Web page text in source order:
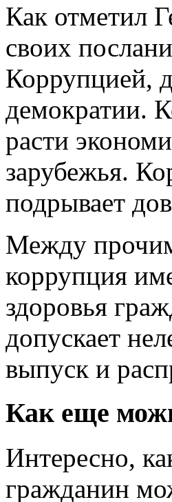
Как отметил
своих
Коррупцией,
демократии.
расти
зарубежья.
подрывает
Между
коррупция
здоровья
допускает
выпуск и
Как еще
Интересно,
гражданин